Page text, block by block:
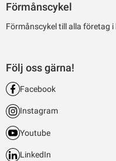
Förmånscykel
Förmånscykel till alla företag i
Följ oss gärna!
Facebook
Instagram
Youtube
LinkedIn